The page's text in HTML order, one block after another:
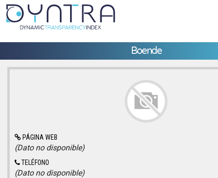
Boende
PÁGINA WEB
(Dato no disponible)
TELÉFONO
(Dato no disponible)